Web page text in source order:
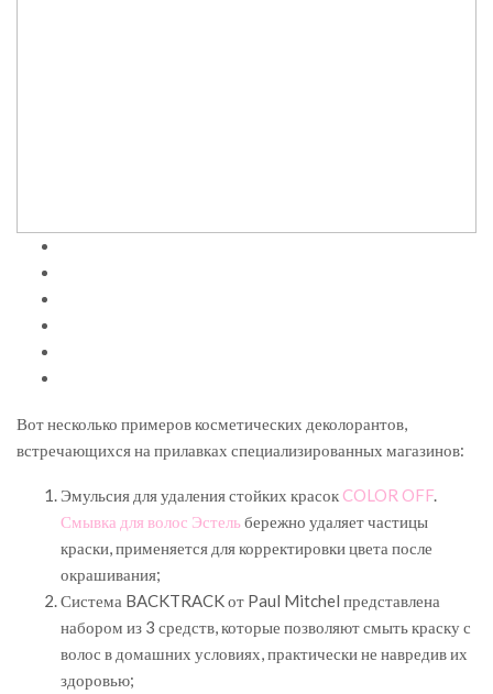
Вот несколько примеров косметических деколорантов,
встречающихся на прилавках специализированных магазинов:
Эмульсия для удаления стойких красок COLOR OFF.
Смывка для волос Эстельбережно удаляет частицы
краски, применяется для корректировки цвета после
окрашивания;
Система BACKTRACK от Paul Mitchel представлена
набором из 3 средств, которые позволяют смыть краску с
волос в домашних условиях, практически не навредив их
здоровью;